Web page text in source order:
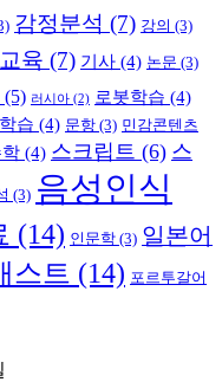
감정분석 (7) 강의 (3)
교육 (7) 기사 (4) 논문 (3)
(5) 러시아 (2) 로봇학습 (4)
습 (4) 문항 (3) 민감콘텐츠
(4) 스크립트 (6) 스
(3) 음성인식
(14) 인문학 (3) 일본어
스트 (14) 포르투갈어